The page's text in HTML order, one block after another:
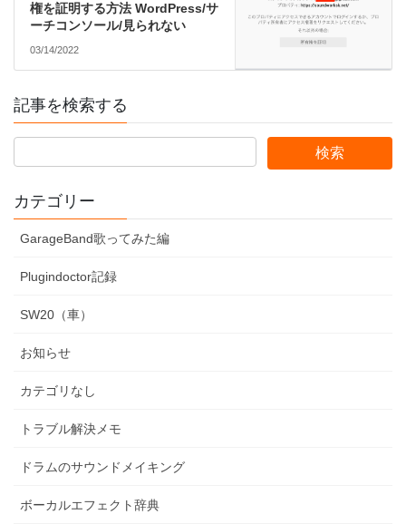
権を証明する方法 WordPress/サ
ーチコンソール/見られない
03/14/2022
記事を検索する
カテゴリー
GarageBand歌ってみた編
Plugindoctor記録
SW20（車）
お知らせ
カテゴリなし
トラブル解決メモ
ドラムのサウンドメイキング
ボーカルエフェクト辞典